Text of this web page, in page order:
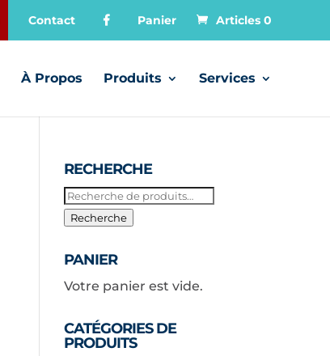
Contact Panier Articles 0
À Propos Produits Services
RECHERCHE
Recherche
pour :
Recherche
PANIER
Votre panier est vide.
CATÉGORIES DE
PRODUITS